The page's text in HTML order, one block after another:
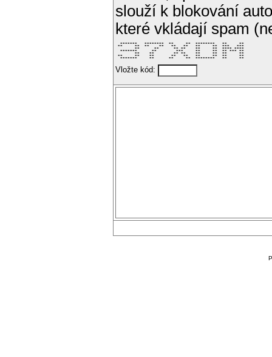
slouží k blokování
které vkládají spam
  *******   ********  **     **  ********   **     **
**     **  **    **   **   **   **     **  ***   ***
        **      **      ** **    **     **  **** ****
  *******      **        ***     **     **  ** *** **
        **    **        ** **    **     **  **     **
**     **    **       **   **   **     **  **     **
  *******     **      **     **  ********   **     **
Vložte kód: